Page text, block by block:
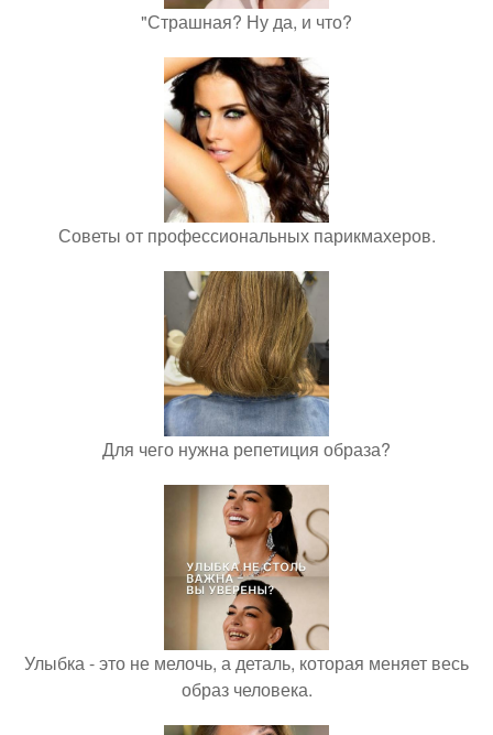
"Страшная? Ну да, и что?
Советы от профессиональных парикмахеров.
Для чего нужна репетиция образа?
Улыбка - это не мелочь, а деталь, которая меняет весь
образ человека.